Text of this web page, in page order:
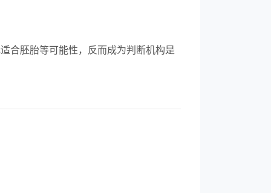
合胚胎等可能性，反而成为判断机构是